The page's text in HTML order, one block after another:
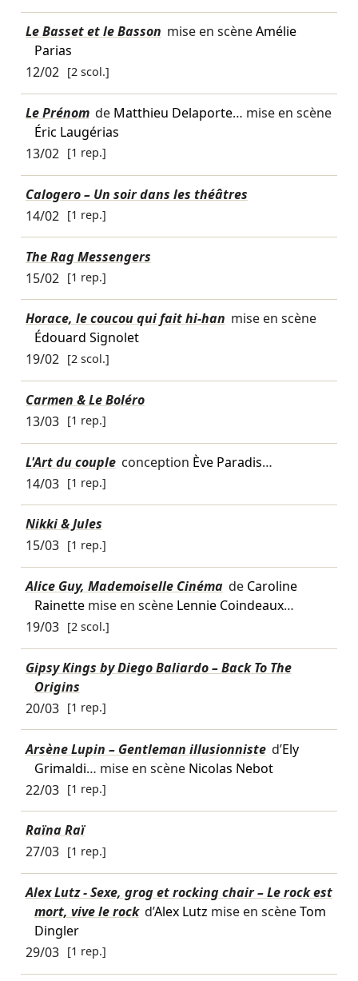
Le Basset et le Basson mise en scèneAmélie
Parias
12/02 [2 scol.]
Le Prénom de Matthieu Delaporte… mise en scène
Éric Laugérias
13/02 [1 rep.]
Calogero – Un soir dans les théâtres
14/02 [1 rep.]
The Rag Messengers
15/02 [1 rep.]
Horace, le coucou qui fait hi-han mise en scène
Édouard Signolet
19/02 [2 scol.]
Carmen & Le Boléro
13/03 [1 rep.]
L'Art du couple conception Ève Paradis…
14/03 [1 rep.]
Nikki & Jules
15/03 [1 rep.]
Alice Guy, Mademoiselle Cinéma de Caroline
Rainettemise en scène Lennie Coindeaux…
19/03 [2 scol.]
Gipsy Kings by Diego Baliardo – Back To The
Origins
20/03 [1 rep.]
Arsène Lupin – Gentleman illusionniste d’Ely
Grimaldi… mise en scène Nicolas Nebot
22/03 [1 rep.]
Raïna Raï
27/03 [1 rep.]
Alex Lutz - Sexe, grog et rocking chair – Le rock est
mort, vive le rock d’Alex Lutz mise en scèneTom
Dingler
29/03 [1 rep.]